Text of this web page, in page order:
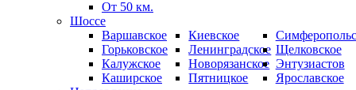
От 50 км.
Шоссе
Варшавское
Горьковское
Калужское
Каширское
Киевское
Ленинградское
Новорязанское
Пятницкое
Щелковское
Энтузиастов
Ярославское